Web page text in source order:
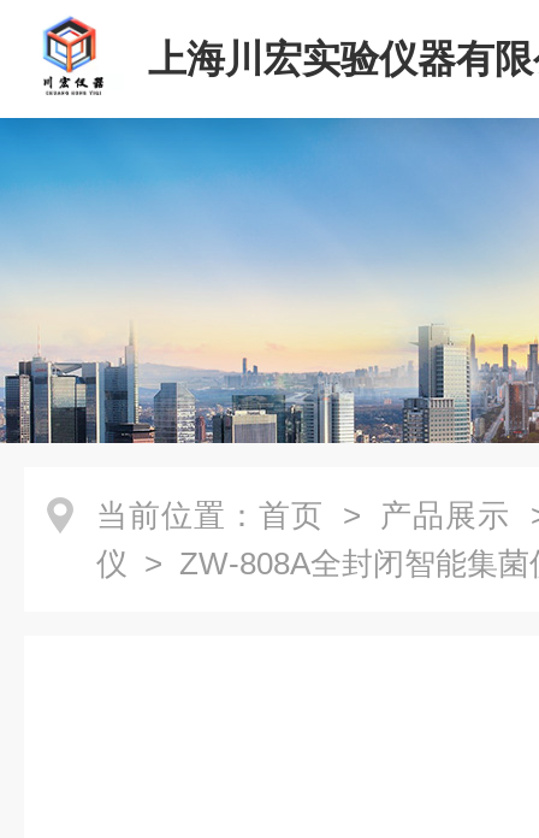
上海川宏实验仪器有
当前位置： 首页 > 产品展示
仪 > ZW-808A全封闭智能集菌